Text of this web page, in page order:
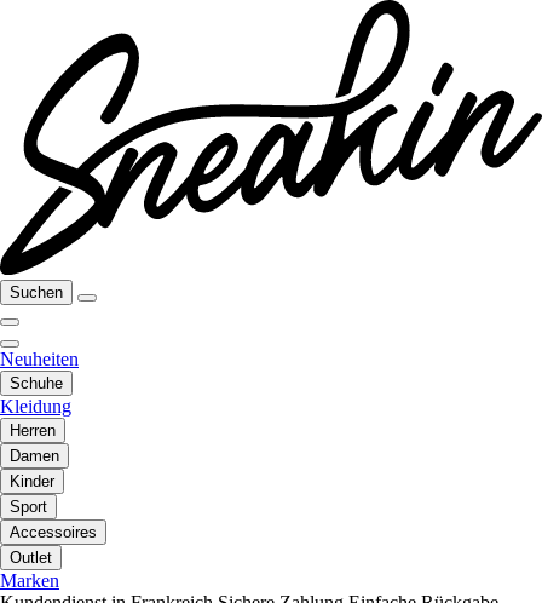
Suchen
Neuheiten
Schuhe
Kleidung
Herren
Damen
Kinder
Sport
Accessoires
Outlet
Marken